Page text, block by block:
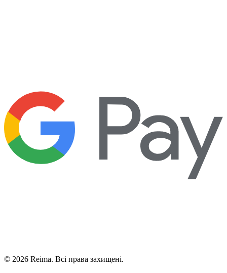
© 2026 Reima. Всі права захищені.